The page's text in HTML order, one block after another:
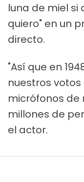
luna de miel si
quiero" en un
directo.
"Así que en
nuestros
micrófonos de
millones de
el actor.